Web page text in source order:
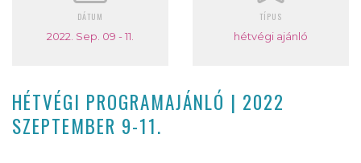
DÁTUM
2022. Sep. 09 - 11.
TÍPUS
hétvégi ajánló
HÉTVÉGI PROGRAMAJÁNLÓ | 2022
SZEPTEMBER 9-11.